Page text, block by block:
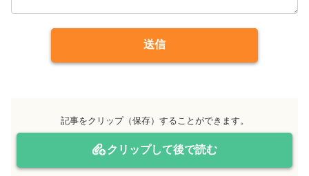
送信
記事をクリップ（保存）することができます。
クリップして後で読む